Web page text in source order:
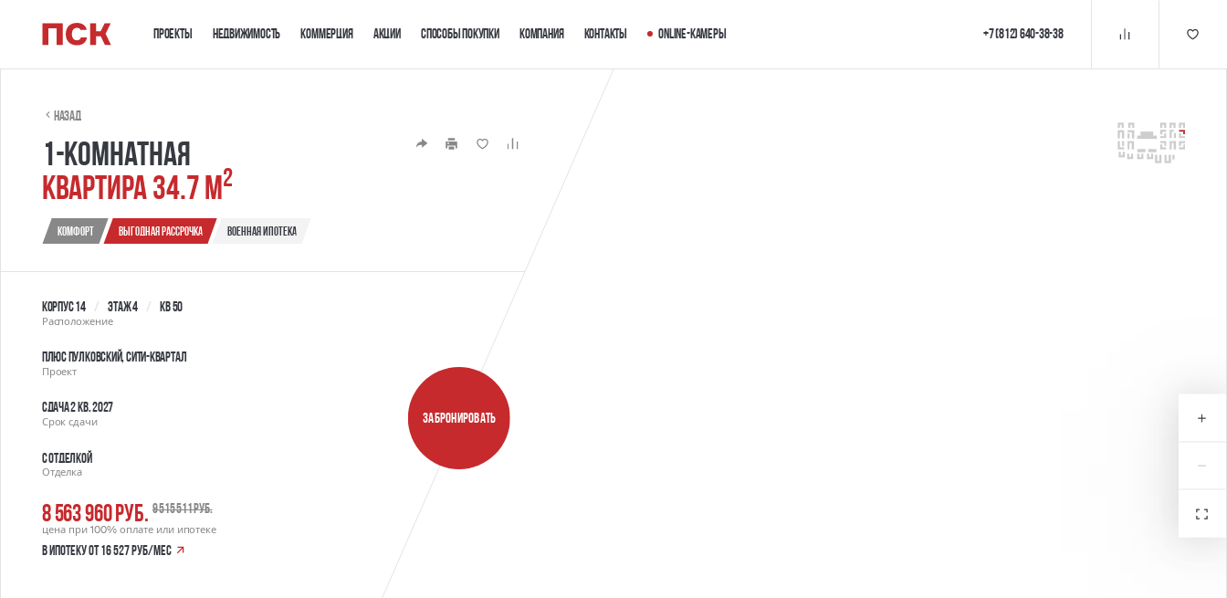
Проекты Недвижимость Коммерция Акции Способы покупки Компания Контакты Online-камеры +7 (812) 640-38-38
Назад
1-комнатная
квартира 34.7 м2
Комфорт выгодная рассрочка военная ипотека
Корпус 14 Этаж 4 Кв 50
Расположение
ПЛЮС Пулковский, сити-квартал
Проект
Сдача 2 кв. 2027
Срок сдачи
С отделкой
Отделка
8 563 960 руб. 9 515 511 руб.
цена при 100% оплате или ипотеке
в ипотеку от 16 527 руб/мес
ЗАБРОНИРОВАТЬ